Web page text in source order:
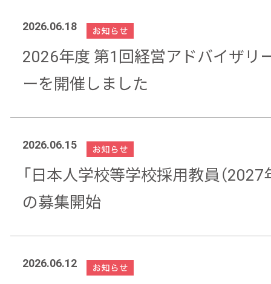
2026.06.18
2026年度 第1回経営アドバイザリ
ーを開催しました
2026.06.15
「日本人学校等学校採用教員（2027
の募集開始
2026.06.12